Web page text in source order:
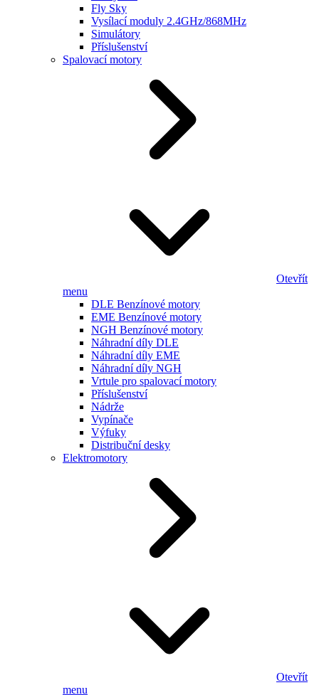
Fly Sky
Vysílací moduly 2.4GHz/868MHz
Simulátory
Příslušenství
Spalovací motory
Otevřít
menu
DLE Benzínové motory
EME Benzínové motory
NGH Benzínové motory
Náhradní díly DLE
Náhradní díly EME
Náhradní díly NGH
Vrtule pro spalovací motory
Příslušenství
Nádrže
Vypínače
Výfuky
Distribuční desky
Elektromotory
Otevřít
menu